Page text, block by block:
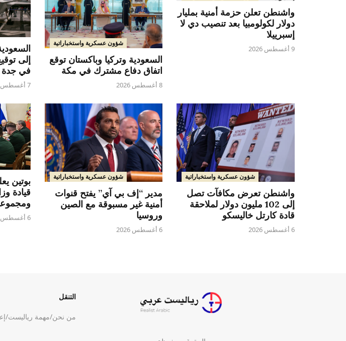
واشنطن تعلن حزمة أمنية بمليار
دولار لكولومبيا بعد تنصيب دي لا
إسبرييلا
9 أغسطس 2026
شؤون عسكرية واستخباراتية
السعودية وتركيا وباكستان توقع
اتفاق دفاع مشترك في مكة
8 أغسطس 2026
إلى
في جدة
7 أغسطس 2026
شؤون عسكرية واستخباراتية
واشنطن تعرض مكافآت تصل
إلى 102 مليون دولار لملاحقة
قادة كارتل خاليسكو
6 أغسطس 2026
شؤون عسكرية واستخباراتية
مدير “إف بي آي” يفتح قنوات
أمنية غير مسبوقة مع الصين
وروسيا
6 أغسطس 2026
بوتين
قيادة
6 أغسطس 2026
التنقل
من نحن/مهمة رياليست/